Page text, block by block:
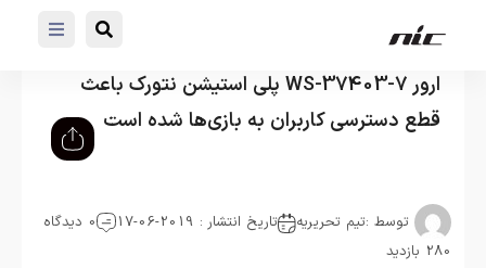
ارور WS-37403-7 پلی استیشن نتورک باعث
قطع دسترسی کاربران به بازی‌ها شده است
توسط :تیم تحریریه تاریخ انتشار : 2019-06-17
0 دیدگاه
280 بازدید